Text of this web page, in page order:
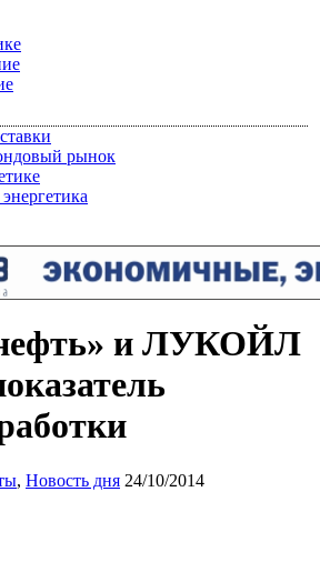
рынок
и ЛУКОЙЛ
, Новость дня 24/10/2014